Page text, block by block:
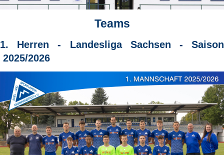
Teams
1. Herren - Landesliga Sachsen - Saison
2025/2026